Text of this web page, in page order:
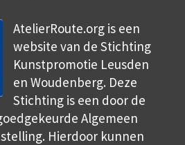
AtelierRoute.org is een
website van de Stichting
Kunstpromotie Leusden
en Woudenberg. Deze
Stichting is een door de
Algemeen
Hierdoor kunnen